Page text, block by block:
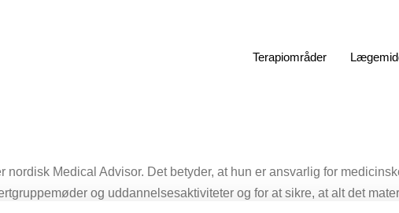
Terapiområder
nordisk Medical Advisor. Det betyder, at hun er ansvarlig for
og uddannelsesaktiviteter og for at sikre, at alt det